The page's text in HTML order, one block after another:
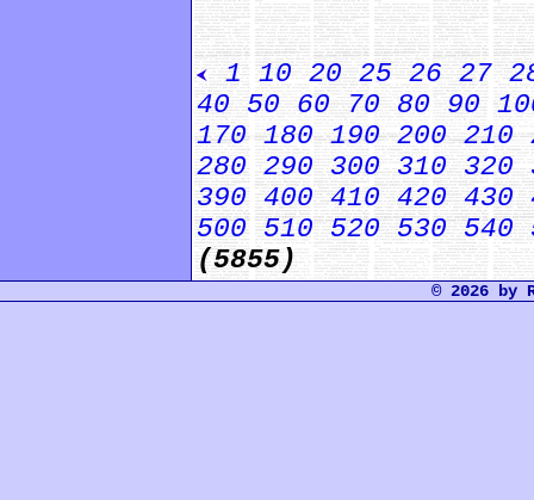
1 10 20 25 26 27
40 50 60 70 80 90
170 180 190 200 210
280 290 300 310 320
390 400 410 420 430
500 510 520 530 540
(5855)
© 2026 by